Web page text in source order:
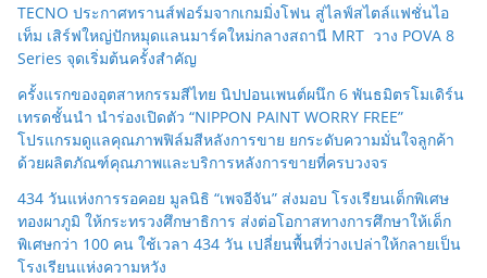
TECNO ประกาศทรานส์ฟอร์มจากเกมมิ่งโฟน สู่ไลฟ์สไตล์แฟชั่นไอ
เท็ม เสิร์ฟใหญ่ปักหมุดแลนมาร์คใหม่กลางสถานี MRT วาง POVA 8
Series จุดเริ่มต้นครั้งสำคัญ
ครั้งแรกของอุตสาหกรรมสีไทย นิปปอนเพนต์ผนึก 6 พันธมิตรโมเดิร์น
เทรดชั้นนำ นำร่องเปิดตัว “NIPPON PAINT WORRY FREE”
โปรแกรมดูแลคุณภาพฟิล์มสีหลังการขาย ยกระดับความมั่นใจลูกค้า
ด้วยผลิตภัณฑ์คุณภาพและบริการหลังการขายที่ครบวงจร
434 วันแห่งการรอคอย มูลนิธิ “เพจอีจัน” ส่งมอบ โรงเรียนเด็กพิเศษ
ทองผาภูมิ ให้กระทรวงศึกษาธิการ ส่งต่อโอกาสทางการศึกษาให้เด็ก
พิเศษกว่า 100 คน ใช้เวลา 434 วัน เปลี่ยนพื้นที่ว่างเปล่าให้กลายเป็น
โรงเรียนแห่งความหวัง